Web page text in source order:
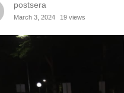
postsera
March 3, 2024 19 views